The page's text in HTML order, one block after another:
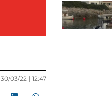
30/03/22 | 12:47